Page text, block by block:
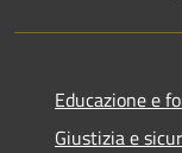
Educazione e
Giustizia e